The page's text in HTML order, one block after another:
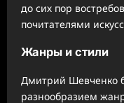
до сих пор
почитателями
Жанры и стили
Дмитрий Шевченко
разнообразием